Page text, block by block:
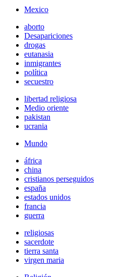
Mexico
aborto
Desapariciones
drogas
eutanasia
inmigrantes
política
secuestro
libertad religiosa
Medio oriente
pakistan
ucrania
Mundo
áfrica
china
cristianos perseguidos
españa
estados unidos
francia
guerra
religiosas
sacerdote
tierra santa
virgen maria